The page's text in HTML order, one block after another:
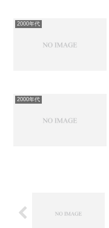
2000年代
2000年代